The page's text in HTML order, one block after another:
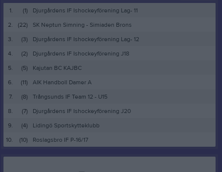
1. (1)
Djurgårdens IF Ishockeyförening Lag- 11
2.
(22)
SK Neptun Simning - Simiaden Brons
3.
(3)
Djurgårdens IF Ishockeyförening Lag- 12
4.
(2)
Djurgårdens IF Ishockeyförening J18
5.
(5)
Kajutan BC KAJBC
6.
(11)
AIK Handboll Damer A
7.
(8)
Trångsunds IF Team 12 - U15
8.
(7)
Djurgårdens IF Ishockeyförening J20
9.
(4)
Lidingö Sportskytteklubb
10.
(10) Roslagsbro IF P-16/17